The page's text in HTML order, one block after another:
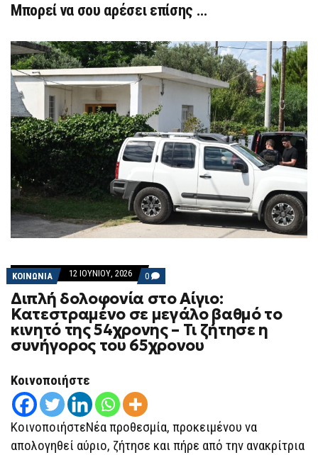
Μπορεί να σου αρέσει επίσης …
ΚΟΙΝΩΝΙΑ 12 ΙΟΥΝΊΟΥ, 2026 0 COMMENTS
ON
ΔΙΠΛΉ
ΔΟΛΟΦΟΝΊΑ
ΣΤΟ
ΑΊΓΙΟ:
ΚΑΤΕΣΤΡΑΜΈΝΟ
ΣΕ
–
ΤΙ
ΖΉΤΗΣΕ
Διπλή δολοφονία στο Αίγιο:
Κατεστραμένο σε μεγάλο βαθμό το
κινητό της 54χρονης – Τι ζήτησε η
συνήγορος του 65χρονου
Κοινοποιήστε
ΚοινοποιήστεΝέα προθεσμία, προκειμένου να
απολογηθεί αύριο, ζήτησε και πήρε από την ανακρίτρια